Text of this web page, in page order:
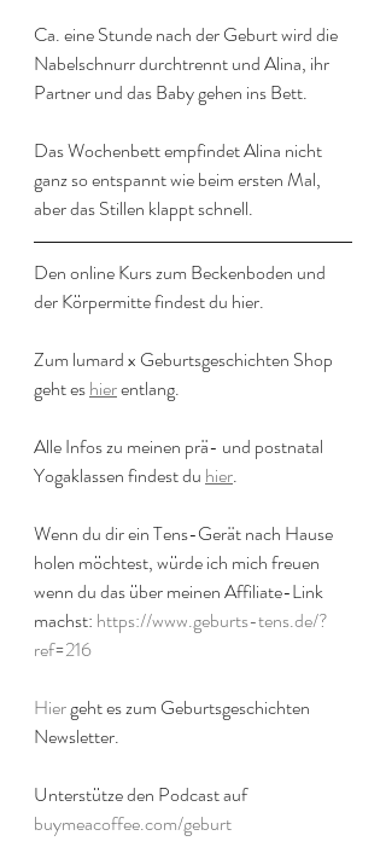
Ca. eine Stunde nach der Geburt wird die
Nabelschnurr durchtrennt und Alina, ihr
Partner und das Baby gehen ins Bett.
Das Wochenbett empfindet Alina nicht
ganz so entspannt wie beim ersten Mal,
aber das Stillen klappt schnell.
Den online Kurs zum Beckenboden und
der Körpermitte findest du hier.
Zum lumard x Geburtsgeschichten Shop
geht es hier entlang.
Alle Infos zu meinen prä- und postnatal
Yogaklassen findest du hier.
Wenn du dir ein Tens-Gerät nach Hause
holen möchtest, würde ich mich freuen
wenn du das über meinen Affiliate-Link
machst: https://www.geburts-tens.de/?
ref=216
Hier geht es zum Geburtsgeschichten
Newsletter.
Unterstütze den Podcast auf
buymeacoffee.com/geburt